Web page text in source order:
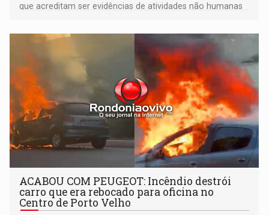
que acreditam ser evidências de atividades não humanas
órbita
ACABOU COM PEUGEOT: Incêndio destrói
carro que era rebocado para oficina no
Centro de Porto Velho